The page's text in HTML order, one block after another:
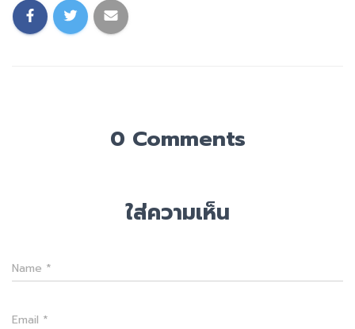
0 Comments
ใส่ความเห็น
Name *
Email *